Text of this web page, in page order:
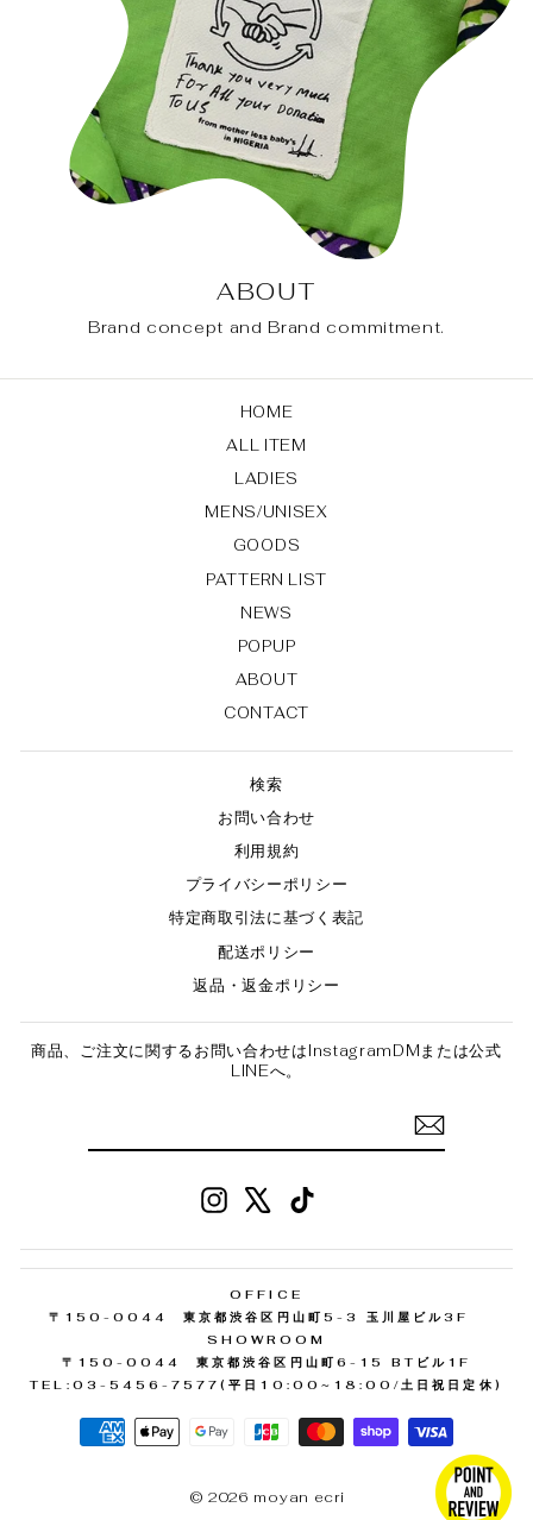
ABOUT
Brand concept and Brand commitment.
HOME
ALL ITEM
LADIES
MENS/UNISEX
GOODS
PATTERN LIST
NEWS
POPUP
ABOUT
CONTACT
検索
お問い合わせ
利用規約
プライバシーポリシー
特定商取引法に基づく表記
配送ポリシー
返品・返金ポリシー
商品、ご注文に関するお問い合わせはInstagramDMまたは公式
LINEへ。
InstagramTikTok
OFFICE
〒150-0044 東京都渋谷区円山町5-3 玉川屋ビル3F
SHOWROOM
〒150-0044 東京都渋谷区円山町6-15 BTビル1F
TEL:03-5456-7577(平日10:00~18:00/土日祝日定休)
© 2026 moyan ecri